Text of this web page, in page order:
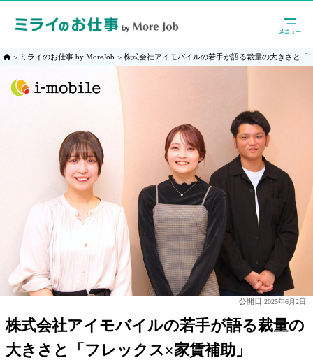
ミライのお仕事 by MoreJob 株式会社アイモバイルの若手が語る裁量の大きさと「
公開日:2025年6月2日
株式会社アイモバイルの若手が語る裁量の
大きさと「フレックス×家賃補助」